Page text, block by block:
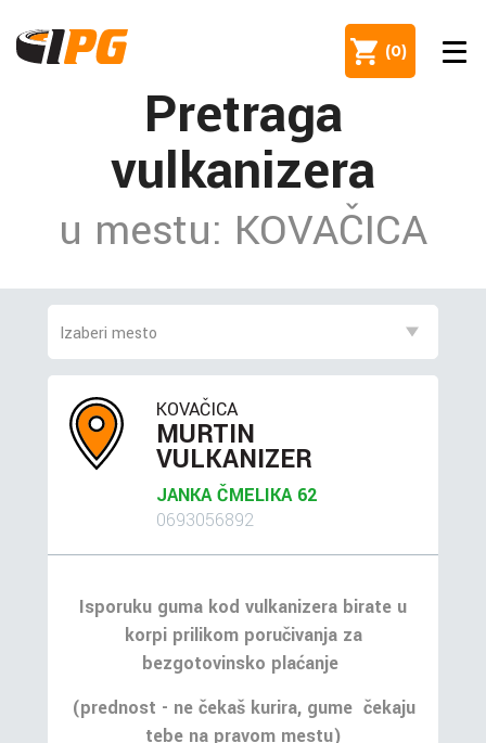
(0)
Pretraga
vulkanizera
u mestu: KOVAČICA
KOVAČICA
MURTIN
VULKANIZER
JANKA ČMELIKA 62
0693056892
Isporuku guma kod vulkanizera birate u
korpi prilikom poručivanja za
bezgotovinsko plaćanje
(prednost - ne čekaš kurira, gume čekaju
tebe na pravom mestu)